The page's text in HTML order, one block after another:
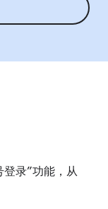
录”功能，从